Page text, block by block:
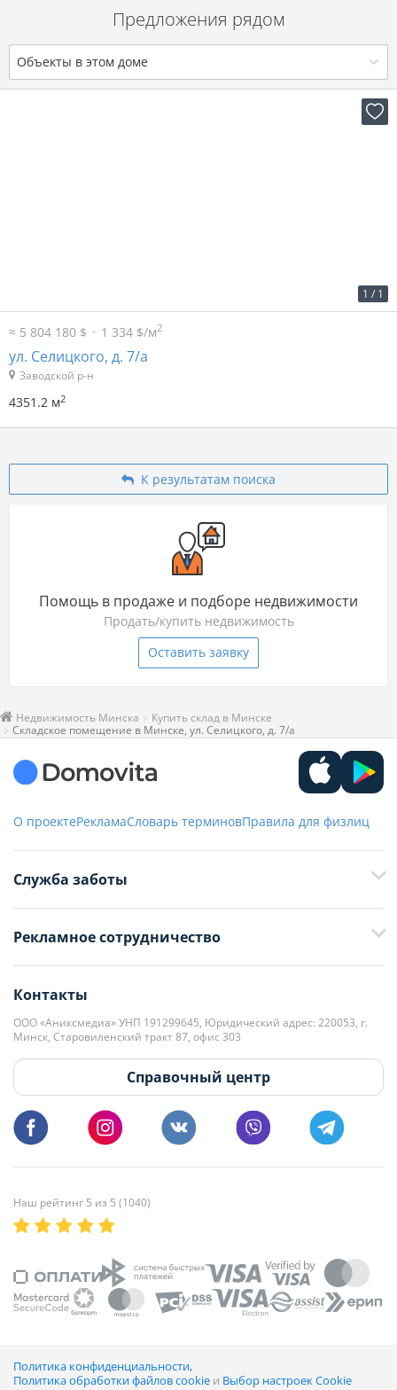
Предложения рядом
Объекты в этом доме
1 / 1
≈ 5 804 180 $ 1 334 $/м2
ул. Селицкого, д. 7/а
Заводской р-н
4351.2 м2
К результатам поиска
Помощь в продаже и подборе недвижимости
Продать/купить недвижимость
Оставить заявку
Недвижимость Минска
Купить склад в Минске
Складское помещение в Минске, ул. Селицкого, д. 7/а
О проектеРекламаСловарь терминовПравила для физлиц
Служба заботы
+375 29 376-13-70
+375 33 376-13-70
editor@domovita.by
Мы принимаем звонки и отвечаем на письма в будние дни с 9:00 до
18:00.
Рекламное сотрудничество
+375 29 563-15-61 Кристина Филюта
kb@domovita.by
+375 29 179-11-28 Владислав Гладченко
vg@domovita.by
Пишите и звоните нам в будние дни с 8:00 до 20:00.
Контакты
ООО «Аниксмедиа» УНП 191299645, Юридический адрес: 220053, г.
Минск, Старовиленский тракт 87, офис 303
Справочный центр
Наш рейтинг 5 из 5 (1040)
Политика конфиденциальности,
Политика обработки файлов cookie и Выбор настроек Cookie